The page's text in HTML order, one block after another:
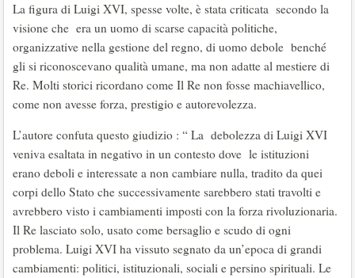
La figura di Luigi XVI, spesse volte, è stata criticata secondo la
visione che era un uomo di scarse capacità politiche,
organizzative nella gestione del regno, di uomo debole benché
gli si riconoscevano qualità umane, ma non adatte al mestiere di
Re. Molti storici ricordano come Il Re non fosse machiavellico,
come non avesse forza, prestigio e autorevolezza.
L’autore confuta questo giudizio : “ La debolezza di Luigi XVI
veniva esaltata in negativo in un contesto dove le istituzioni
erano deboli e interessate a non cambiare nulla, tradito da quei
corpi dello Stato che successivamente sarebbero stati travolti e
avrebbero visto i cambiamenti imposti con la forza rivoluzionaria.
Il Re lasciato solo, usato come bersaglio e scudo di ogni
problema. Luigi XVI ha vissuto segnato da un’epoca di grandi
cambiamenti: politici, istituzionali, sociali e persino spirituali. Le